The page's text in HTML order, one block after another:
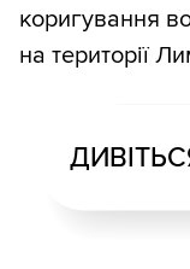
коригування
на території